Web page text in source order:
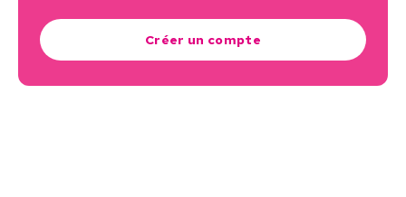
Créer un compte